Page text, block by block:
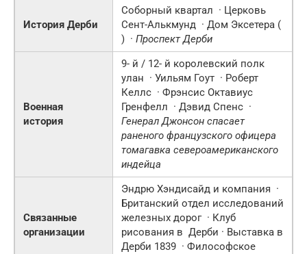
История Дерби
Соборный квартал · Церковь
Сент-Алькмунд · Дом Эксетера (
) · Проспект Дерби
Военная
история
9- й / 12- й королевский полк
улан · Уильям Гоут · Роберт
Келлс · Фрэнсис Октавиус
Гренфелл · Дэвид Спенс ·
Генерал Джонсон спасает
раненого французского офицера
томагавка североамериканского
индейца
Связанные
организации
Эндрю Хэндисайд и компания ·
Британский отдел исследований
железных дорог · Клуб
рисования в Дерби · Выставка в
Дерби 1839 · Философское